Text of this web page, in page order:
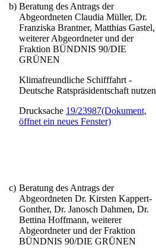
b) Beratung des Antrags der
Abgeordneten Claudia Müller, Dr.
Franziska Brantner, Matthias Gastel,
weiterer Abgeordneter und der
Fraktion BÜNDNIS 90/DIE
GRÜNEN
Klimafreundliche Schifffahrt -
Deutsche Ratspräsidentschaft nutzen
Drucksache 19/23987(Dokument,
öffnet ein neues Fenster)
c) Beratung des Antrags der
Abgeordneten Dr. Kirsten Kappert-
Gonther, Dr. Janosch Dahmen, Dr.
Bettina Hoffmann, weiterer
Abgeordneter und der Fraktion
BÜNDNIS 90/DIE GRÜNEN